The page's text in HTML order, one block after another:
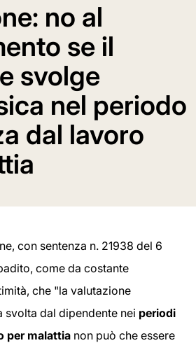
no al
se il
svolge
nel periodo
dal lavoro
con sentenza n. 21938 del 6
come da costante
che "la valutazione
dal dipendente nei periodi
per malattia non può che essere